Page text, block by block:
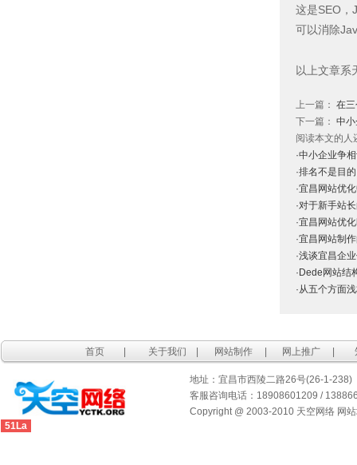
这是SEO，
可以消除
以上文章系
上一篇： 在
下一篇： 中
阅读本文的人
·中小企业争
·排名不是目
·宜昌网站优
·对于新手站
·宜昌网站优
·宜昌网站制
·浅谈宜昌企
·Dede网站结
·从五个方面
首页 关于我们 网站制作 网上推广
地址：宜昌市西陵二路26号(26-1-238)
客服咨询电话：18908601209 /
Copyright @ 2003-2010 天空网络 网
51La